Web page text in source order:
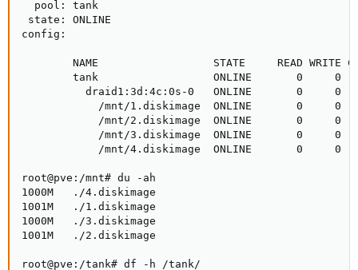
  pool: tank
state: ONLINE
config:
NAME                  STATE     READ WRITE
tank                  ONLINE       0     0
draid1:3d:4c:0s-0   ONLINE       0     0
/mnt/1.diskimage  ONLINE       0     0
/mnt/2.diskimage  ONLINE       0     0
/mnt/3.diskimage  ONLINE       0     0
/mnt/4.diskimage  ONLINE       0     0
root@pve:/mnt# du -ah
1000M   ./4.diskimage
1001M   ./1.diskimage
1000M   ./3.diskimage
1001M   ./2.diskimage
root@pve:/tank# df -h /tank/